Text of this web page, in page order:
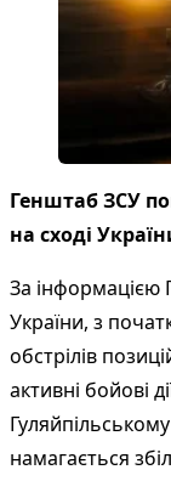
Генштаб ЗСУ
на сході
За інформацією
України, з
обстрілів
активні бойові
намагається